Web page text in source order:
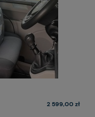
2 599,00 zł